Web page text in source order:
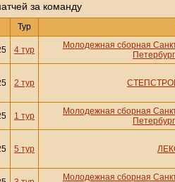
за команду
Тур
4 тур
Молодежная сборная
2 тур
1 тур
Молодежная сборная
5 тур
Молодежная сборная